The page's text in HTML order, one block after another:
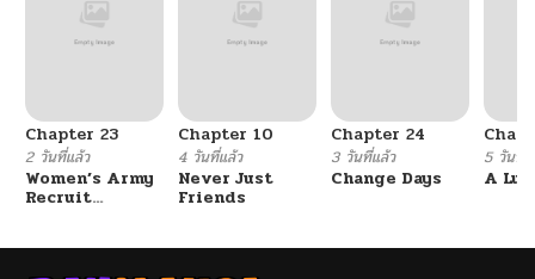
Chapter 23
2 วันที่แล้ว
Women’s Army
Recruit
Chapter 10
4 วันที่แล้ว
Never Just
Friends
Chapter 24
3 วันที่แล้ว
Change Days
5 วันที่
A